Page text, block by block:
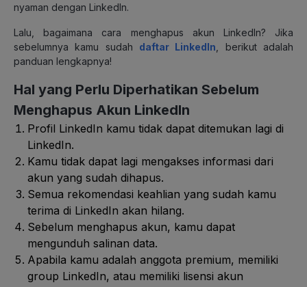
nyaman dengan LinkedIn.
Lalu, bagaimana cara menghapus akun LinkedIn? Jika
sebelumnya kamu sudah daftar LinkedIn , berikut adalah
panduan lengkapnya!
Hal yang Perlu Diperhatikan Sebelum
Menghapus Akun LinkedIn
Profil LinkedIn kamu tidak dapat ditemukan lagi di
LinkedIn.
Kamu tidak dapat lagi mengakses informasi dari
akun yang sudah dihapus.
Semua rekomendasi keahlian yang sudah kamu
terima di LinkedIn akan hilang.
Sebelum menghapus akun, kamu dapat
mengunduh salinan data.
Apabila kamu adalah anggota premium, memiliki
group LinkedIn, atau memiliki lisensi akun